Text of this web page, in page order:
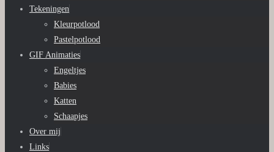
Tekeningen
Kleurpotlood
Pastelpotlood
GIF Animaties
Engeltjes
Babies
Katten
Schaapjes
Over mij
Links